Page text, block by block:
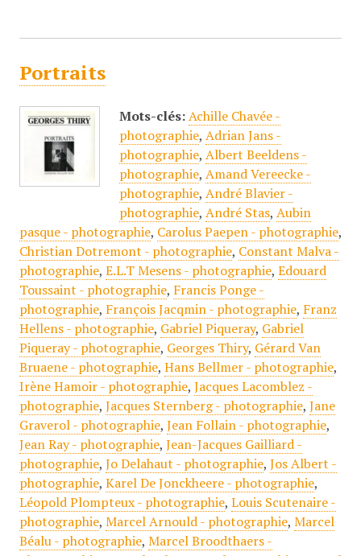
Portraits
Mots-clés: Achille Chavée -
photographie, Adrian Jans -
photographie, Albert Beeldens -
photographie, Amand Vereecke -
photographie, André Blavier -
photographie, André Stas, Aubin
pasque - photographie, Carolus Paepen - photographie,
Christian Dotremont - photographie, Constant Malva -
photographie, E.L.T Mesens - photographie, Edouard
Toussaint - photographie, Francis Ponge -
photographie, François Jacqmin - photographie, Franz
Hellens - photographie, Gabriel Piqueray, Gabriel
Piqueray - photographie, Georges Thiry, Gérard Van
Bruaene - photographie, Hans Bellmer - photographie,
Irène Hamoir - photographie, Jacques Lacomblez -
photographie, Jacques Sternberg - photographie, Jane
Graverol - photographie, Jean Follain - photographie,
Jean Ray - photographie, Jean-Jacques Gailliard -
photographie, Jo Delahaut - photographie, Jos Albert -
photographie, Karel De Jonckheere - photographie,
Léopold Plompteux - photographie, Louis Scutenaire -
photographie, Marcel Arnould - photographie, Marcel
Béalu - photographie, Marcel Broodthaers -